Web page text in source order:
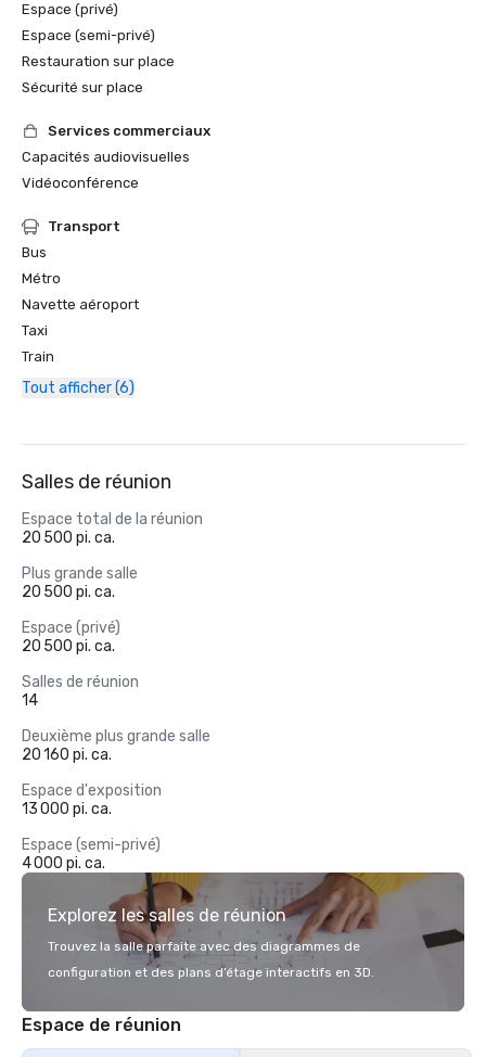
Espace (privé)
Espace (semi-privé)
Restauration sur place
Sécurité sur place
Services commerciaux
Capacités audiovisuelles
Vidéoconférence
Transport
Bus
Métro
Navette aéroport
Taxi
Train
Tout afficher (6)
Salles de réunion
Espace total de la réunion
20 500 pi. ca.
Plus grande salle
20 500 pi. ca.
Espace (privé)
20 500 pi. ca.
Salles de réunion
14
Deuxième plus grande salle
20 160 pi. ca.
Espace d'exposition
13 000 pi. ca.
Espace (semi-privé)
4 000 pi. ca.
Explorez les salles de réunion
Trouvez la salle parfaite avec des diagrammes de
configuration et des plans d’étage interactifs en 3D.
Espace de réunion